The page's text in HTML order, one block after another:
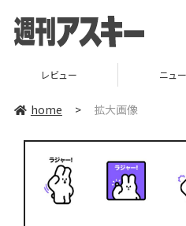
レビュー ニュ
home > 拡大画像